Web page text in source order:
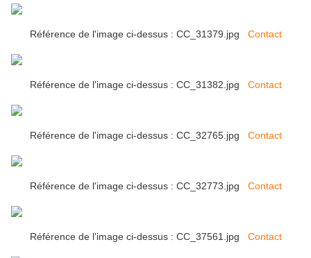
Référence de l'image ci-dessus : CC_31379.jpg Contact
Référence de l'image ci-dessus : CC_31382.jpg Contact
Référence de l'image ci-dessus : CC_32765.jpg Contact
Référence de l'image ci-dessus : CC_32773.jpg Contact
Référence de l'image ci-dessus : CC_37561.jpg Contact